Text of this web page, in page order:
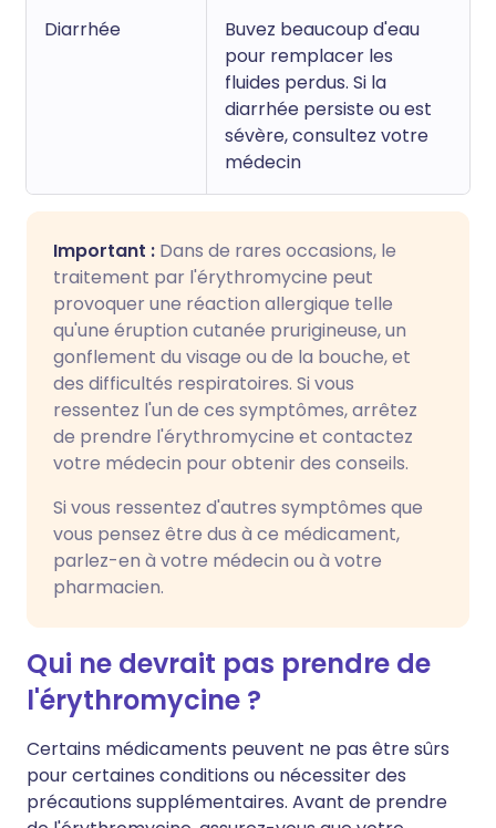
Diarrhée
Buvez beaucoup d'eau
pour remplacer les
fluides perdus. Si la
diarrhée persiste ou est
sévère, consultez votre
médecin
Important : Dans de rares occasions, le
traitement par l'érythromycine peut
provoquer une réaction allergique telle
qu'une éruption cutanée prurigineuse, un
gonflement du visage ou de la bouche, et
des difficultés respiratoires. Si vous
ressentez l'un de ces symptômes, arrêtez
de prendre l'érythromycine et contactez
votre médecin pour obtenir des conseils.
Si vous ressentez d'autres symptômes que
vous pensez être dus à ce médicament,
parlez-en à votre médecin ou à votre
pharmacien.
Qui ne devrait pas prendre de
l'érythromycine ?
Certains médicaments peuvent ne pas être sûrs
pour certaines conditions ou nécessiter des
précautions supplémentaires. Avant de prendre